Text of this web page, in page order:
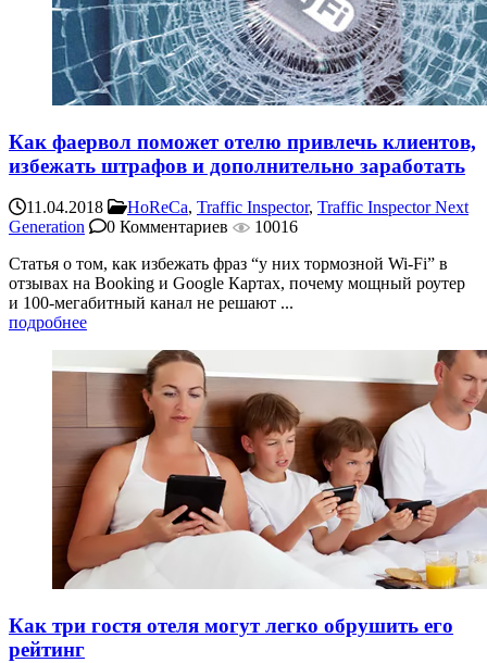
Как фаервол поможет отелю привлечь клиентов,
избежать штрафов и дополнительно заработать
11.04.2018 HoReCa, Traffic Inspector, Traffic Inspector Next
Generation
0 Комментариев
10016
Статья о том, как избежать фраз “у них тормозной Wi-Fi” в
отзывах на Booking и Google Картах, почему мощный роутер
и 100-мегабитный канал не решают ...
подробнее
Как три гостя отеля могут легко обрушить его
рейтинг